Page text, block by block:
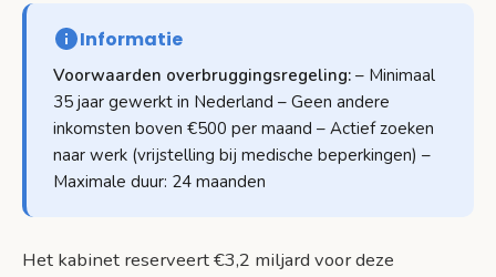
Informatie
Voorwaarden overbruggingsregeling: – Minimaal
35 jaar gewerkt in Nederland – Geen andere
inkomsten boven €500 per maand – Actief zoeken
naar werk (vrijstelling bij medische beperkingen) –
Maximale duur: 24 maanden
Het kabinet reserveert €3,2 miljard voor deze